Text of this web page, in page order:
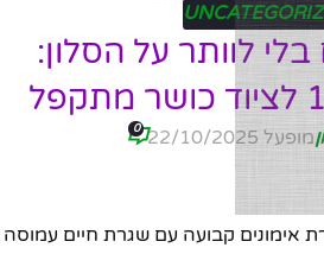
לוותר על הסלון:
מופעל 22/10/2025 0
אימונים קבועה עם שגרת חיים עמוסה